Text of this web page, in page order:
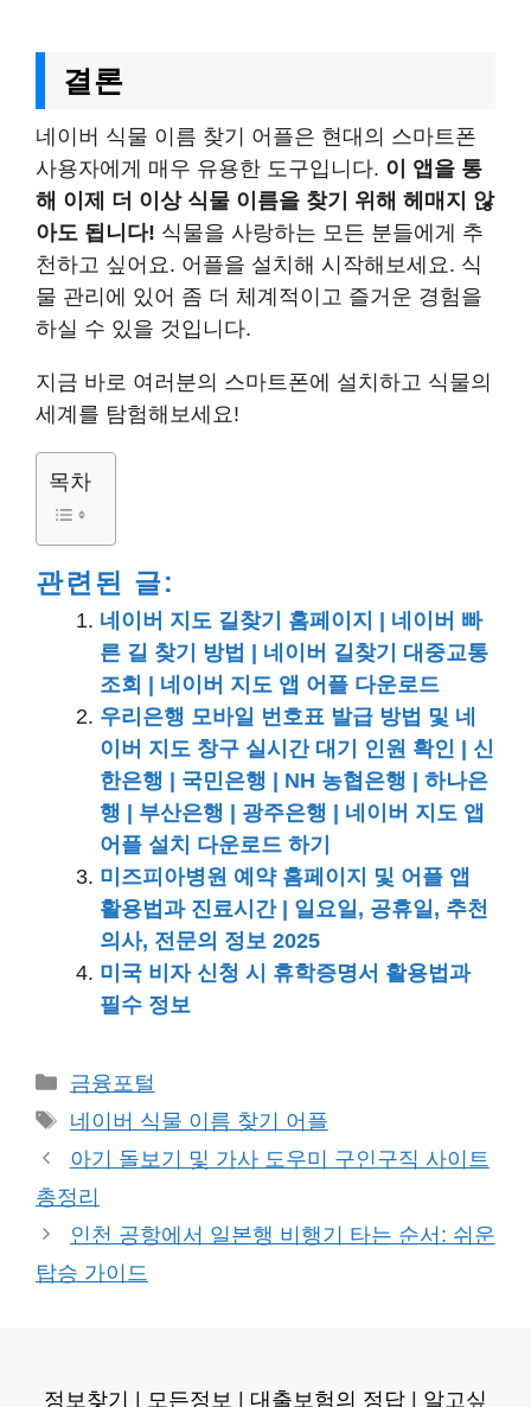
결론
네이버 식물 이름 찾기 어플은 현대의 스마트폰
사용자에게 매우 유용한 도구입니다. 이 앱을 통
해 이제 더 이상 식물 이름을 찾기 위해 헤매지 않
아도 됩니다! 식물을 사랑하는 모든 분들에게 추
천하고 싶어요. 어플을 설치해 시작해보세요. 식
물 관리에 있어 좀 더 체계적이고 즐거운 경험을
하실 수 있을 것입니다.
지금 바로 여러분의 스마트폰에 설치하고 식물의
세계를 탐험해보세요!
목차
관련된 글:
네이버 지도 길찾기 홈페이지 | 네이버 빠
른 길 찾기 방법 | 네이버 길찾기 대중교통
조회 | 네이버 지도 앱 어플 다운로드
우리은행 모바일 번호표 발급 방법 및 네
이버 지도 창구 실시간 대기 인원 확인 | 신
한은행 | 국민은행 | NH 농협은행 | 하나은
행 | 부산은행 | 광주은행 | 네이버 지도 앱
어플 설치 다운로드 하기
미즈피아병원 예약 홈페이지 및 어플 앱
활용법과 진료시간 | 일요일, 공휴일, 추천
의사, 전문의 정보 2025
미국 비자 신청 시 휴학증명서 활용법과
필수 정보
카
테
리
금융포털
태
그
네이버 식물 이름 찾기 어플
아기 돌보기 및 가사 도우미 구인구직 사이트
총정리
인천 공항에서 일본행 비행기 타는 순서: 쉬운
탑승 가이드
정보찾기 모든정보 대출보험의 정답 알고싶